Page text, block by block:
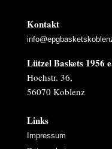
Kontakt
Lützel Baskets 1956
Hochstr. 36,
56070 Koblenz
Links
Impressum